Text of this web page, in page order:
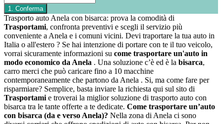
Trasporto auto Anela con bisarca: prova la comodità di
Trasportami, confronta preventivi e scegli il servizio più
conveniente a Anela e i comuni vicini. Devi traportare la tua auto in
Italia o all'estero ? Se hai intenzione di portare con te il tuo veicolo,
vorrai sicuramente informazioni su come trasportare un'auto in
modo economico da Anela . Una soluzione c’è ed è la bisarca,
carro merci che può caricare fino a 10 macchine
contemporaneamente che partono da Anela . Si, ma come fare per
risparmiare? Semplice, basta inviare la richiesta qui sul sito di
Trasportami e troverai la miglior soluzione di trasporto auto con
bisarca tra le tante offerte a te dedicate. Come trasportare un’auto
con bisarca (da e verso Anela)? Nella zona di Anela ci sono